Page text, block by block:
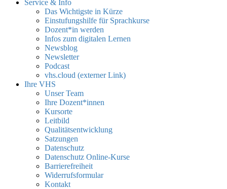
Service & Info
Das Wichtigste in Kürze
Einstufungshilfe für Sprachkurse
Dozent*in werden
Infos zum digitalen Lernen
Newsblog
Newsletter
Podcast
vhs.cloud (externer Link)
Ihre VHS
Unser Team
Ihre Dozent*innen
Kursorte
Leitbild
Qualitätsentwicklung
Satzungen
Datenschutz
Datenschutz Online-Kurse
Barrierefreiheit
Widerrufsformular
Kontakt